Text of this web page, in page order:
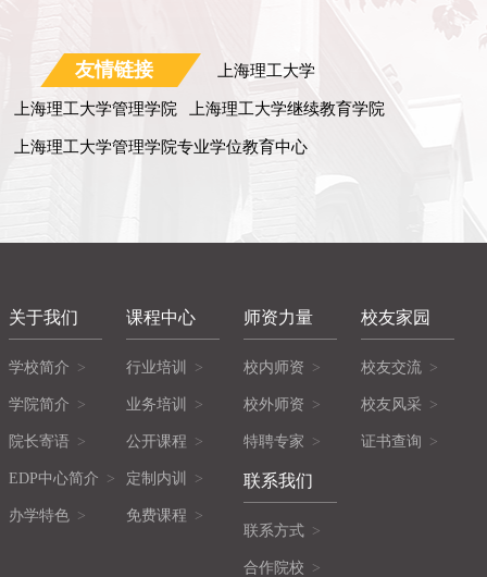
友情链接 上海理工大学
上海理工大学管理学院 上海理工大学继续教育学院
上海理工大学管理学院专业学位教育中心
关于我们
学校简介
学院简介
院长寄语
EDP中心简介
办学特色
课程中心
行业培训
业务培训
公开课程
定制内训
免费课程
师资力量
校内师资
校外师资
特聘专家
校友家园
校友交流
校友风采
证书查询
联系我们
联系方式
合作院校